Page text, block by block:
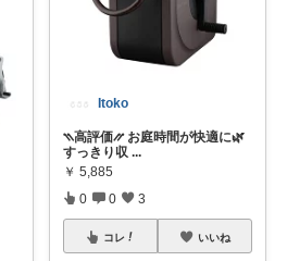
Itoko
⳹高評価⳼ お庭時間が快適に🌿
すっきり収 ...
￥ 5,885
0 0 3
コレ いいね